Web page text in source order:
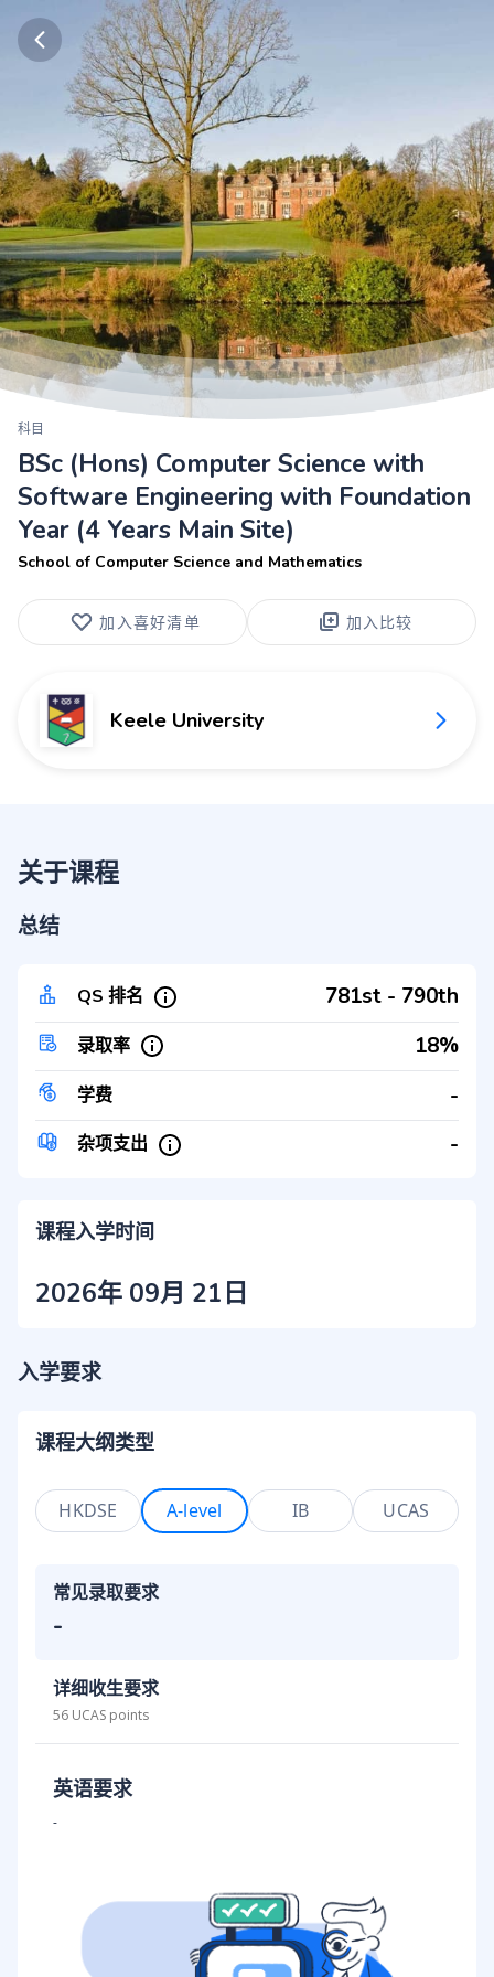
科目
BSc (Hons) Computer Science with
Software Engineering with Foundation
Year (4 Years Main Site)
School of Computer Science and Mathematics
加入喜好清单 加入比较
Keele University
关于课程
总结
QS 排名 781st - 790th
录取率 18%
学费 -
杂项支出 -
课程入学时间
2026年 09月 21日
入学要求
课程大纲类型
HKDSE A-level IB UCAS
常见录取要求
-
详细收生要求
56 UCAS points
英语要求
-